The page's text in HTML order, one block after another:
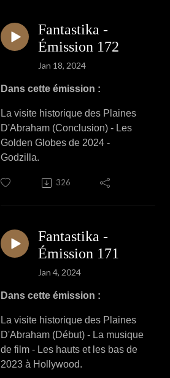
Fantastika -
Émission 172
Jan 18, 2024
Dans cette émission :
La visite historique des Plaines
D'Abraham (Conclusion) - Les
Golden Globes de 2024 -
Godzilla.
326
Fantastika -
Émission 171
Jan 4, 2024
Dans cette émission :
La visite historique des Plaines
D'Abraham (Début) - La musique
de film - Les hauts et les bas de
2023 à Hollywood.